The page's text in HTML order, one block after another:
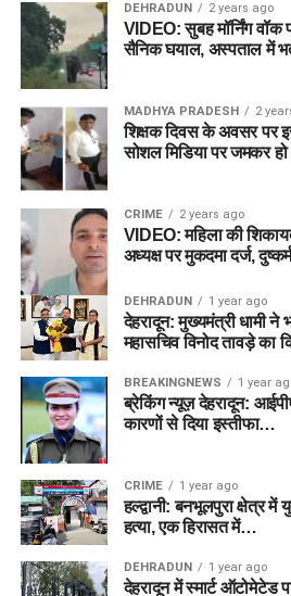
DEHRADUN 2 years ago
VIDEO: सुबह मॉर्निंग वॉक
सैनिक घयाल, अस्पताल में
MADHYA PRADESH 2
शिक्षक दिवस के अवसर पर
सोशल मिडिया पर जमकर हो
CRIME 2 years ago
VIDEO: महिला की
अध्यक्ष पर मुकदमा दर्ज,
DEHRADUN 1 year ago
देहरादून: मुख्यमंत्री धामी ने
महासचिव विनोद तावड़े का
BREAKINGNEWS 1 year
ब्रेकिंग न्यूज़ देहरादून:
कारणों से दिया इस्तीफा…
CRIME 1 year ago
हल्द्वानी: बनभूलपुरा
हत्या, एक हिरासत में…
DEHRADUN 1 year ago
देहरादून में स्मार्ट ऑटोमेटेड